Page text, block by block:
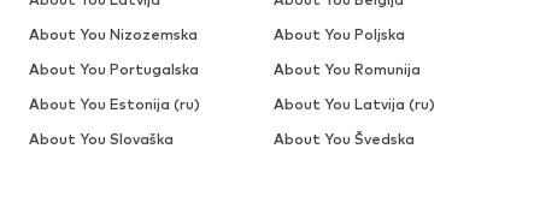
About You Nizozemska
About You Poljska
About You Portugalska
About You Romunija
About You Estonija (ru)
About You Latvija (ru)
About You Slovaška
About You Švedska